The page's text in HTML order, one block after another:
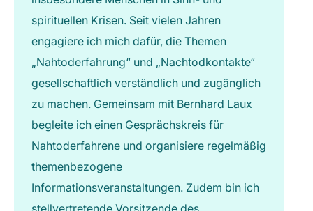
spirituellen Krisen. Seit vielen Jahren
engagiere ich mich dafür, die Themen
„Nahtoderfahrung“ und „Nachtodkontakte“
gesellschaftlich verständlich und zugänglich
zu machen. Gemeinsam mit Bernhard Laux
begleite ich einen Gesprächskreis für
Nahtoderfahrene und organisiere regelmäßig
themenbezogene
Informationsveranstaltungen. Zudem bin ich